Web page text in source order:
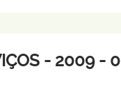
- 2009 -